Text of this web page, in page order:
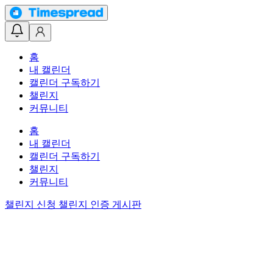
홈
내 캘린더
캘린더 구독하기
챌린지
커뮤니티
홈
내 캘린더
캘린더 구독하기
챌린지
커뮤니티
챌린지 신청 챌린지 인증 게시판